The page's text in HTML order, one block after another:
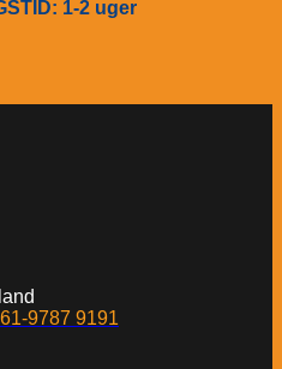
1-2 uger
9787 9191